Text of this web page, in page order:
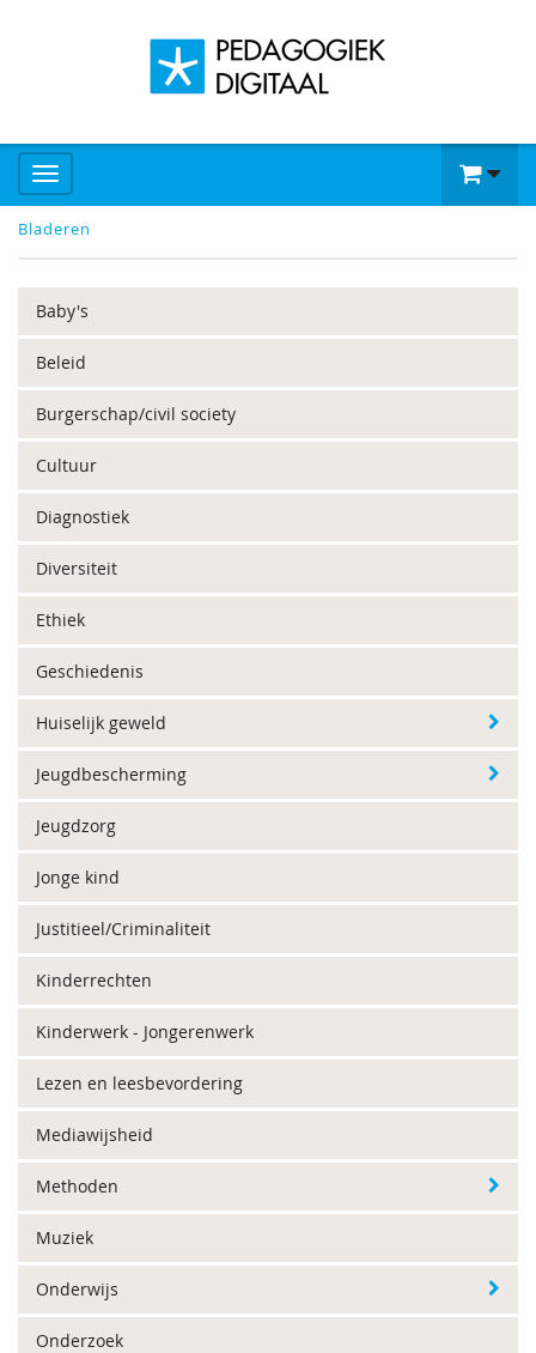
Bladeren
Baby's
Beleid
Burgerschap/civil society
Cultuur
Diagnostiek
Diversiteit
Ethiek
Geschiedenis
Huiselijk geweld
Jeugdbescherming
Jeugdzorg
Jonge kind
Justitieel/Criminaliteit
Kinderrechten
Kinderwerk - Jongerenwerk
Lezen en leesbevordering
Mediawijsheid
Methoden
Muziek
Onderwijs
Onderzoek